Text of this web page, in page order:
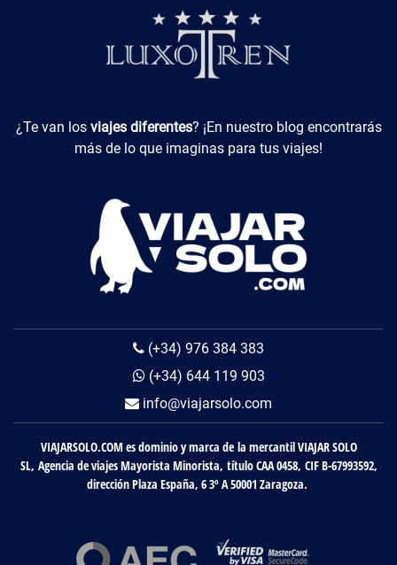
Viajes Diferentes
¿Te van los viajes diferentes? ¡En nuestro blog encontrarás
más de lo que imaginas para tus viajes!
(+34) 976 384 383
(+34) 644 119 903
info@viajarsolo.com
VIAJARSOLO.COM es dominio y marca de la mercantil VIAJAR SOLO
SL, Agencia de viajes Mayorista Minorista, título CAA 0458, CIF B-67993592,
dirección Plaza España, 6 3º A 50001 Zaragoza.